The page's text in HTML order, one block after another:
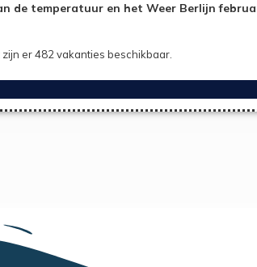
de temperatuur en het Weer Berlijn
zijn er 482 vakanties beschikbaar.